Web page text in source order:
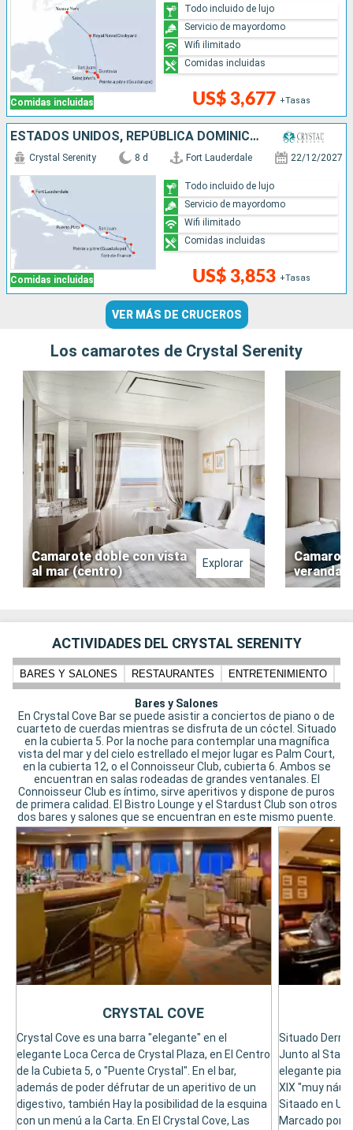
Comidas incluidas US$ 3,677 +Tasas
Todo incluido de lujo
Servicio de mayordomo
Wifi ilimitado
Comidas incluidas
ESTADOS UNIDOS, REPÚBLICA DOMINICANA, PUERTO RICO
Comidas incluidas
Crystal Serenity 8 d Fort Lauderdale 22/12/2027
US$ 3,853 +Tasas
Todo incluido de lujo
Servicio de mayordomo
Wifi ilimitado
Comidas incluidas
VER MÁS DE CRUCEROS
Los camarotes de Crystal Serenity
Camarote doble con vista
al mar (centro)
Explorar
veranda
ACTIVIDADES DEL CRYSTAL SERENITY
BARES Y SALONES RESTAURANTES ENTRETENIMIENTO
Bares y Salones
En Crystal Cove Bar se puede asistir a conciertos de piano o de
cuarteto de cuerdas mientras se disfruta de un cóctel. Situado
en la cubierta 5. Por la noche para contemplar una magnífica
vista del mar y del cielo estrellado el mejor lugar es Palm Court,
en la cubierta 12, o el Connoisseur Club, cubierta 6. Ambos se
encuentran en salas rodeadas de grandes ventanales. El
Connoisseur Club es íntimo, sirve aperitivos y dispone de puros
de primera calidad. El Bistro Lounge y el Stardust Club son otros
dos bares y salones que se encuentran en este mismo puente.
Crystal Cove es una barra "elegante" en el
elegante Loca Cerca de Crystal Plaza, en El Centro
de la Cubieta 5, o "Puente Crystal". En el bar,
además de poder défrutar de un aperitivo de un
digestivo, también Hay la posibilidad de la esquina
con un menú a la Carta. En El Crystal Cove, Las
CRYSTAL COVE
Situado
Junto al
elegante
XIX "muy
Sitaado en
Marcado por